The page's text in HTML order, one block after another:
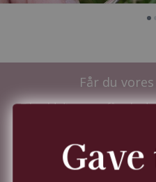
Får du
Tilmeld dig nu og få